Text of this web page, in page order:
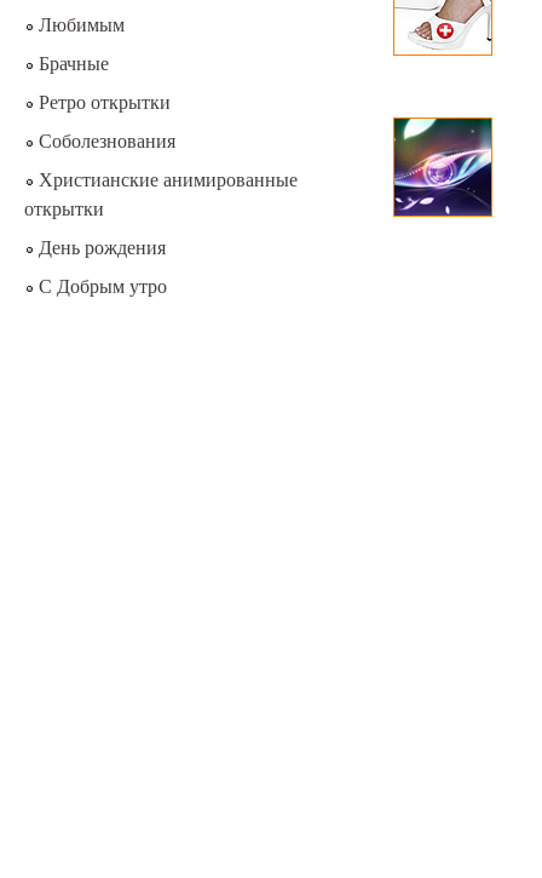
Любимым
Брачные
Ретро открытки
Соболезнования
Христианские анимированные
открытки
День рождения
С Добрым утро